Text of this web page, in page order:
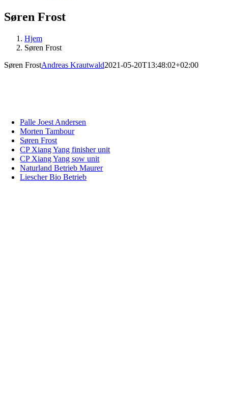
Søren Frost
Hjem
Søren Frost
Søren FrostAndreas Krautwald2021-05-20T13:48:02+02:00
Palle Joest Andersen
Morten Tambour
Søren Frost
CP Xiang Yang finisher unit
CP Xiang Yang sow unit
Naturland Betrieb Maurer
Liescher Bio Betrieb